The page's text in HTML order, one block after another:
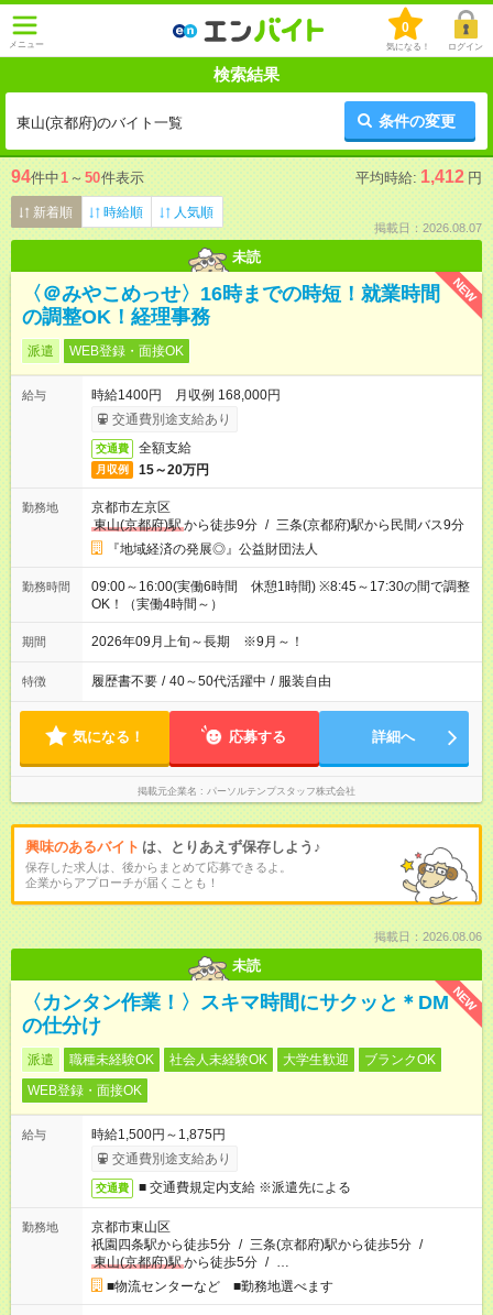
メニュー
0
気になる！ ログイン
検索結果
東山(京都府)のバイト一覧 条件の変更
94件中1 ～ 50件表示 平均時給: 1,412 円
新着順 時給順 人気順
掲載日：2026.08.07
未読
NEW
〈＠みやこめっせ〉16時までの時短！就業時間
の調整OK！経理事務
派遣 WEB登録・面接OK
給与
時給1400円 月収例 168,000円
交通費別途支給あり
交通費 全額支給
月収例 15～20万円
勤務地
京都市左京区
東山(京都府)駅から徒歩9分 / 三条(京都府)駅から民間バス9分
『地域経済の発展◎』公益財団法人
勤務時間
09:00～16:00(実働6時間 休憩1時間) ※8:45～17:30の間で調整
OK！（実働4時間～）
期間 2026年09月上旬～長期 ※9月～！
特徴 履歴書不要 / 40～50代活躍中 / 服装自由
気になる！ 応募する 詳細へ
掲載元企業名 パーソルテンプスタッフ株式会社
興味のあるバイト は、とりあえず保存しよう♪
保存した求人は、後からまとめて応募できるよ。
企業からアプローチが届くことも！
掲載日：2026.08.06
未読
NEW
〈カンタン作業！〉スキマ時間にサクッと＊DM
の仕分け
派遣 職種未経験OK 社会人未経験OK 大学生歓迎
ブランクOK
WEB登録・面接OK
給与
時給1,500円～1,875円
交通費別途支給あり
交通費 ■ 交通費規定内支給 ※派遣先による
勤務地
京都市東山区
祇園四条駅から徒歩5分 / 三条(京都府)駅から徒歩5分 /
東山(京都府)駅から徒歩5分 / …
■物流センターなど ■勤務地選べます